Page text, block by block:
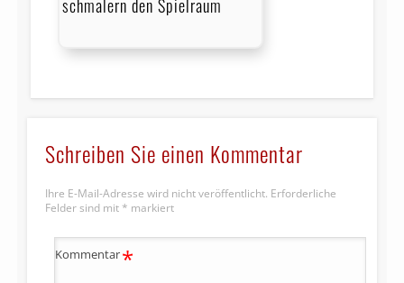
schmälern den Spielraum
Schreiben Sie einen Kommentar
Ihre E-Mail-Adresse wird nicht veröffentlicht. Erforderliche
Felder sind mit * markiert
Kommentar*